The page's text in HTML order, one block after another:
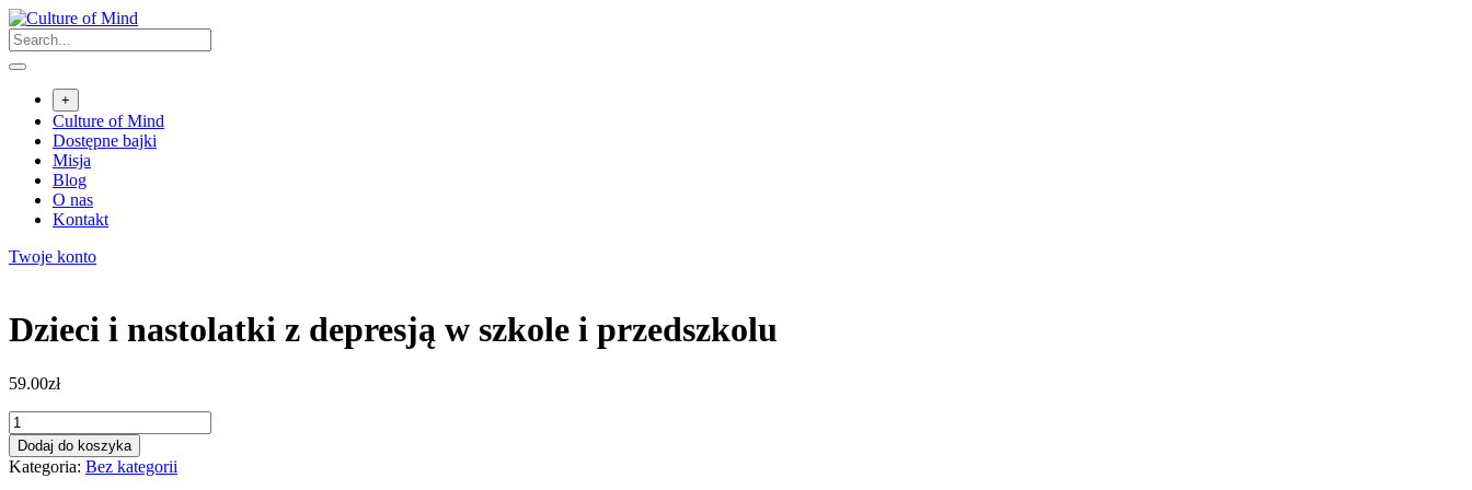
Skip
to
content
+
Culture of Mind
Dostępne bajki
Misja
Blog
O nas
Kontakt
Twoje konto
Dzieci i nastolatki z depresją w szkole i przedszkolu
59.00zł
ilość
Dzieci
i
nastolatki
Dodaj do koszyka
Kategoria: Bez kategorii